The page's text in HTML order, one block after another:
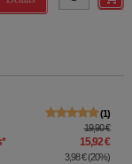
1
19,90 €
* 15,92 €
3,98 €(20%)